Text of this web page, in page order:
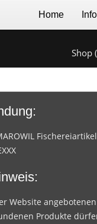
Home
Shop
Website
Produkte